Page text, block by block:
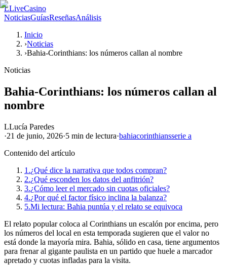
LLiveCasino
NoticiasGuíasReseñasAnálisis
Inicio
›Noticias
›Bahia-Corinthians: los números callan al nombre
Noticias
Bahia-Corinthians: los números callan al
nombre
LLucía Paredes
·21 de junio, 2026·5 min de lectura·bahiacorinthiansserie a
Contenido del artículo
1.¿Qué dice la narrativa que todos compran?
2.¿Qué esconden los datos del anfitrión?
3.¿Cómo leer el mercado sin cuotas oficiales?
4.¿Por qué el factor físico inclina la balanza?
5.Mi lectura: Bahia puntúa y el relato se equivoca
El relato popular coloca al Corinthians un escalón por encima, pero
los números del local en esta temporada sugieren que el valor no
está donde la mayoría mira. Bahia, sólido en casa, tiene argumentos
para frenar al gigante paulista en un partido que huele a marcador
apretado y cuotas infladas para la visita.